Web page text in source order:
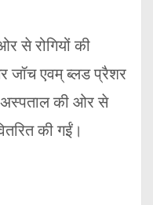
से रोगियों की
जॉच एवम् ब्लड प्रैशर
अस्पताल की ओर से
की गईं।